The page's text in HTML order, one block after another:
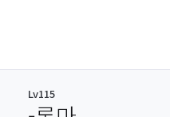
Lv115